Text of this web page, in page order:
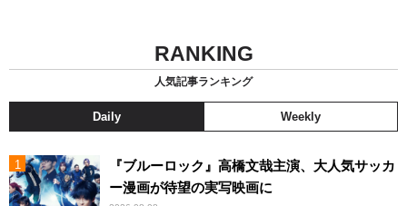
RANKING
人気記事ランキング
Daily Weekly
『ブルーロック』高橋文哉主演、大人気サッカ
ー漫画が待望の実写映画に